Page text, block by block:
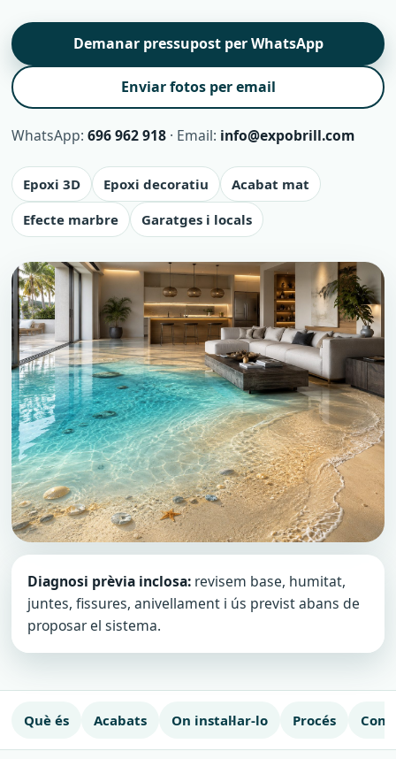
Demanar pressupost per WhatsApp
Enviar fotos per email
WhatsApp: 696 962 918 · Email: info@expobrill.com
Epoxi 3D Epoxi decoratiu
Acabat mat
Efecte marbre
Garatges i locals
Diagnosi prèvia inclosa: revisem base, humitat,
juntes, fissures, anivellament i ús previst abans de
proposar el sistema.
Què és Acabats On instal·lar-lo Procés